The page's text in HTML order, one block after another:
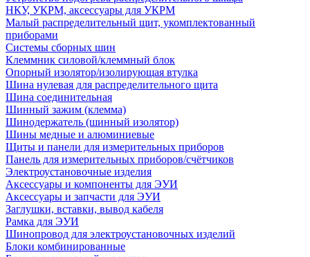
НКУ, УКРМ, аксессуары для УКРМ
Малый распределительный щит, укомплектованный
приборами
Системы сборных шин
Клеммник силовой/клеммный блок
Опорный изолятор/изолирующая втулка
Шина нулевая для распределительного щита
Шина соединительная
Шинный зажим (клемма)
Шинодержатель (шинный изолятор)
Шины медные и алюминиевые
Щиты и панели для измерительных приборов
Панель для измерительных приборов/счётчиков
Электроустановочные изделия
Аксессуары и компоненты для ЭУИ
Аксессуары и запчасти для ЭУИ
Заглушки, вставки, вывод кабеля
Рамка для ЭУИ
Шинопровод для электроустановочных изделий
Блоки комбинированные